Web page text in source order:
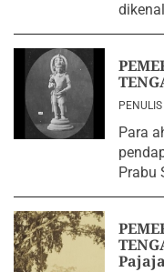
PENULIS
Para
Prabu